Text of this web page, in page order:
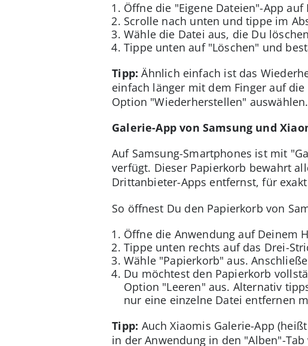
Öffne die "Eigene Dateien"-App auf
Scrolle nach unten und tippe im
Wähle die Datei aus, die Du
Tippe unten auf "Löschen" und
Tipp: Ähnlich einfach ist das
einfach länger mit dem Finger auf
Option "Wiederherstellen" auswählen.
Galerie-App von Samsung und
Auf Samsung-Smartphones ist mit
verfügt. Dieser Papierkorb bewahrt
Drittanbieter-Apps entfernst, für exakt
So öffnest Du den Papierkorb von
Öffne die Anwendung auf Deinem
Tippe unten rechts auf das Drei-
Wähle "Papierkorb" aus.
Du möchtest den Papierkorb
Option "Leeren" aus. Alternativ
nur eine einzelne Datei entfernen
Tipp: Auch Xiaomis Galerie-App
in der Anwendung in den "Alben"-